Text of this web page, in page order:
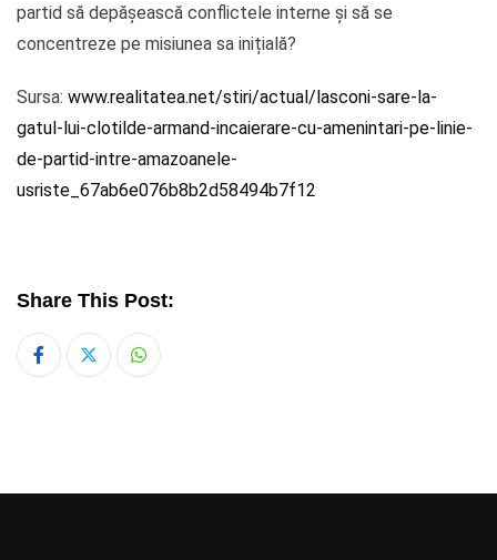
partid să depășească conflictele interne și să se
concentreze pe misiunea sa inițială?
Sursa: www.realitatea.net/stiri/actual/lasconi-sare-la-
gatul-lui-clotilde-armand-incaierare-cu-amenintari-pe-linie-
de-partid-intre-amazoanele-
usriste_67ab6e076b8b2d58494b7f12
Share This Post:
Whatsapp